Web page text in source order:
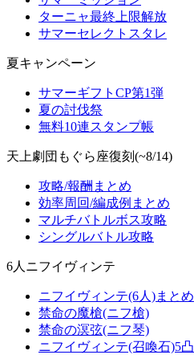
ターニャ最終上限解放
サマーセレクトスタレ
夏キャンペーン
サマーギフトCP第1弾
夏の討伐祭
無料10連スタンプ帳
天上劇団もぐら座復刻(~8/14)
攻略/報酬まとめ
効率周回/編成例まとめ
マルチバトルボス攻略
シングルバトル攻略
6人ニフイヴィンテ
ニフイヴィンテ(6人)まとめ
禁命の魔槍(ニフ槍)
禁命の溟弦(ニフ琴)
ニフイヴィンテ(召喚石)5凸